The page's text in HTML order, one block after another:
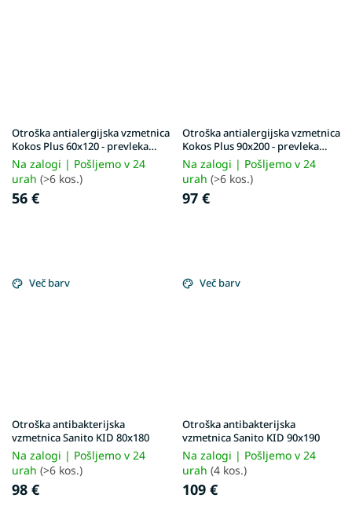
Otroška antialergijska vzmetnica
Kokos Plus 60x120 - prevleka
Aloe Vera
Na zalogi | Pošljemo v 24
urah (>6 kos.)
56 €
Otroška antialergijska vzmetnica
Kokos Plus 90x200 - prevleka
Aloe Vera
Na zalogi | Pošljemo v 24
urah (>6 kos.)
97 €
Več barv
Otroška antibakterijska
vzmetnica Sanito KID 80x180
Na zalogi | Pošljemo v 24
urah (>6 kos.)
98 €
Več barv
Otroška antibakterijska
vzmetnica Sanito KID 90x190
Na zalogi | Pošljemo v 24
urah (4 kos.)
109 €